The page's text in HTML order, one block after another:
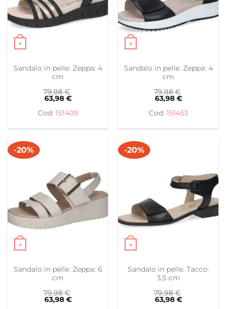
+
Questo prodotto ha più varianti. Le opzioni possono
Sandalo in pelle. Zeppa: 4
cm
79,98€
63,98 €
151409
+
Questo prodotto ha più
Sandalo in pelle. Zeppa: 4
cm
79,98€
63,98 €
151453
-20%
+
Questo prodotto ha più varianti. Le opzioni possono
Sandalo in pelle. Zeppa: 6
cm
79,98€
63,98 €
-20%
+
Questo prodotto ha più
Sandalo in pelle. Tacco:
3,5 cm
79,98€
63,98 €